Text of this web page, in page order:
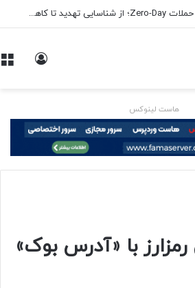
روش‌های جلوگیری از حملات Zero-Day؛ از شناسایی تهدید تا کاهش ریسک
هاست لینوکس
با «آدرس بوک»